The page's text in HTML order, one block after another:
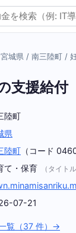
宮城県 / 南三陸町 /
支援給付
陸町
県
陸町 （コード
て・保育 （タイト
07-21
覧（37 件）→